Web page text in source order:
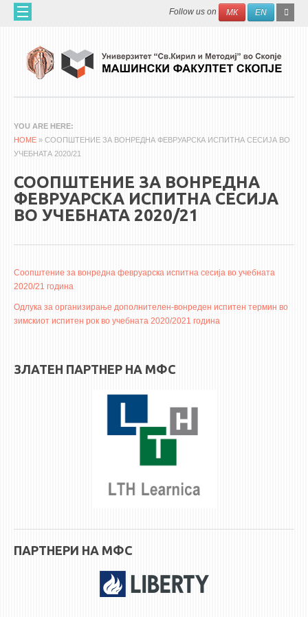
Skip to main content Search
Follow us on МК EN
ЗА НАС
60 ГОДИНИ МФ
ОРГАНИЗАЦИЈА
МАШИНСКО ИНЖЕНЕРСТВО - НАУЧНО СПИСАНИЕ
АПЛИКАТИВНА ДЕЈНОСТ
QIM-SEE
3DFindIT
ENERGET
AIR QUALITY MODELLING
АНКЕТИ И САМОЕВАЛУАЦИИ
ТЕЛЕФОНСКИ ИМЕНИК
YOU ARE HERE
HOME » СООПШТЕНИЕ ЗА ВОНРЕДНА ФЕВРУАРСКА ИСПИТНА СЕСИЈА ВО
УЧЕБНАТА 2020/21
СООПШТЕНИЕ ЗА ВОНРЕДНА
ФЕВРУАРСКА ИСПИТНА СЕСИЈА
ВО УЧЕБНАТА 2020/21
Соопштение за вонредна февруарска испитна сесија во учебната
2020/21 година
Одлука за организирање дополнителен-вонреден испитен термин во
зимскиот испитен рок во учебната 2020/2021 година
ЗЛАТЕН ПАРТНЕР НА МФС
ПАРТНЕРИ НА МФС